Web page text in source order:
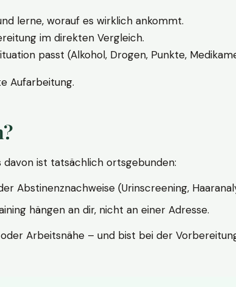
lerne, worauf es wirklich ankommt.
im direkten Vergleich.
passt (Alkohol, Drogen, Punkte,
Aufarbeitung.
davon ist tatsächlich ortsgebunden:
Abstinenznachweise (Urinscreening,
hängen an dir, nicht an einer Adresse.
Arbeitsnähe – und bist bei der